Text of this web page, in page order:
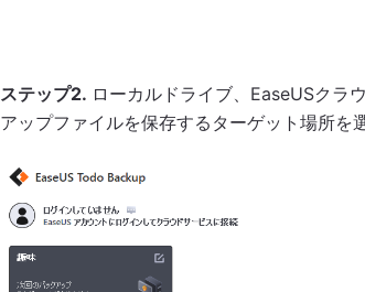
ステップ2. ローカルドライブ、EaseUSクラ
アップファイルを保存するターゲット場所を